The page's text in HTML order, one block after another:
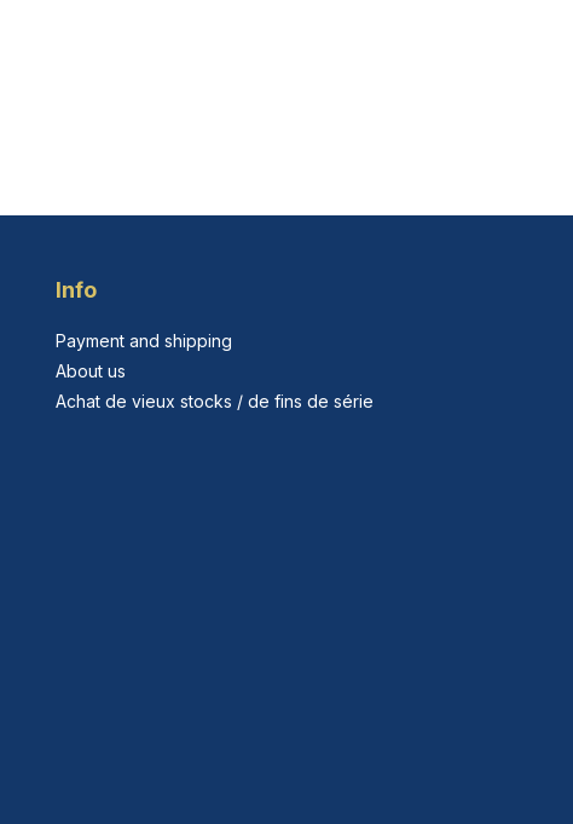
Info
Payment and shipping
About us
Achat de vieux stocks / de fins de série